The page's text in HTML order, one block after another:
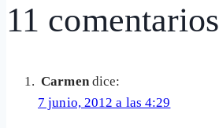
11 comentarios
Carmen dice:
7 junio, 2012 a las 4:29